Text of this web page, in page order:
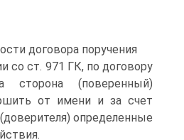
договора поручения
со ст. 971 ГК, по договору
сторона (поверенный)
от имени и за счет
определенные